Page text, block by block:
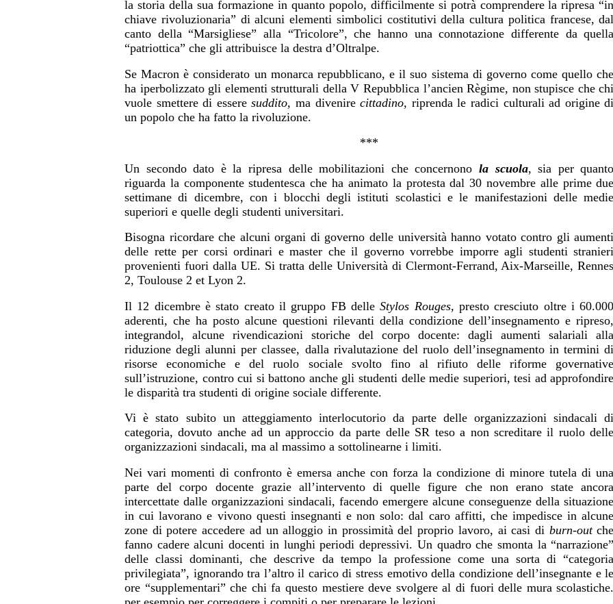
la storia della sua formazione in quanto popolo, difficilmente si potrà comprendere la ripresa “in
chiave rivoluzionaria” di alcuni elementi simbolici costitutivi della cultura politica francese, dal
canto della “Marsigliese” alla “Tricolore”, che hanno una connotazione differente da quella
“patriottica” che gli attribuisce la destra d’Oltralpe.
Se Macron è considerato un monarca repubblicano, e il suo sistema di governo come quello che
ha iperbolizzato gli elementi strutturali della V Repubblica l’ancien Règime, non stupisce che chi
vuole smettere di esseresuddito, ma divenirecittadino, riprenda le radici culturali ad origine di
un popolo che ha fatto la rivoluzione.
***
Un secondo dato è la ripresa delle mobilitazioni che concernono la scuola, sia per quanto
riguarda la componente studentesca che ha animato la protesta dal 30 novembre alle prime due
settimane di dicembre, con i blocchi degli istituti scolastici e le manifestazioni delle medie
superiori e quelle degli studenti universitari.
Bisogna ricordare che alcuni organi di governo delle università hanno votato contro gli aumenti
delle rette per corsi ordinari e master che il governo vorrebbe imporre agli studenti stranieri
provenienti fuori dalla UE. Si tratta delle Università di Clermont-Ferrand, Aix-Marseille, Rennes
2, Toulouse 2 et Lyon 2.
Il 12 dicembre è stato creato il gruppo FB delleStylos Rouges, presto cresciuto oltre i 60.000
aderenti, che ha posto alcune questioni rilevanti della condizione dell’insegnamento e ripreso,
integrandol, alcune rivendicazioni storiche del corpo docente: dagli aumenti salariali alla
riduzione degli alunni per classee, dalla rivalutazione del ruolo dell’insegnamento in termini di
risorse economiche e del ruolo sociale svolto fino al rifiuto delle riforme governative
sull’istruzione, contro cui si battono anche gli studenti delle medie superiori, tesi ad approfondire
le disparità tra studenti di origine sociale differente.
Vi è stato subito un atteggiamento interlocutorio da parte delle organizzazioni sindacali di
categoria, dovuto anche ad un approccio da parte delle SR teso a non screditare il ruolo delle
organizzazioni sindacali, ma al massimo a sottolinearne i limiti.
Nei vari momenti di confronto è emersa anche con forza la condizione di minore tutela di una
parte del corpo docente grazie all’intervento di quelle figure che non erano state ancora
intercettate dalle organizzazioni sindacali, facendo emergere alcune conseguenze della situazione
in cui lavorano e vivono questi insegnanti e non solo: dal caro affitti, che impedisce in alcune
zone di potere accedere ad un alloggio in prossimità del proprio lavoro, ai casi di burn-outche
fanno cadere alcuni docenti in lunghi periodi depressivi. Un quadro che smonta la “narrazione”
delle classi dominanti, che descrive da tempo la professione come una sorta di “categoria
privilegiata”, ignorando tra l’altro il carico di stress emotivo della condizione dell’insegnante e le
ore “supplementari” che chi fa questo mestiere deve svolgere al di fuori delle mura scolastiche.